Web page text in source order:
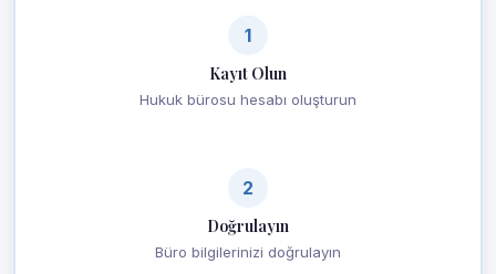
1
Kayıt Olun
Hukuk bürosu hesabı oluşturun
2
Doğrulayın
Büro bilgilerinizi doğrulayın